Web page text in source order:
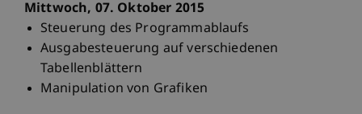
Mittwoch, 07. Oktober 2015
Steuerung des Programmablaufs
Ausgabesteuerung auf verschiedenen
Tabellenblättern
Manipulation von Grafiken